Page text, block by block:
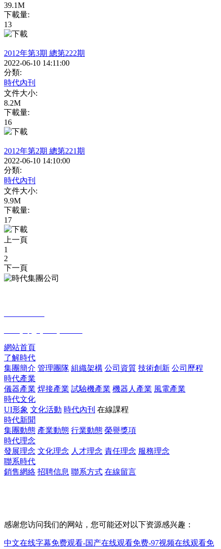
39.1M
下載量:
13
2012年第3期 總第222期
2022-06-10 14:11:00
分類:
時代內刊
文件大小:
8.2M
下載量:
16
2012年第2期 總第221期
2022-06-10 14:10:00
分類:
時代內刊
文件大小:
9.9M
下載量:
17
上一頁
1
2
下一頁
網站首頁
了解時代
集團簡介 管理團隊 組織架構 公司資質 技術創新 公司歷程
時代產業
儀器產業 焊接產業 試驗機產業 機器人產業 風電產業
時代文化
UI形象 文化活動 時代內刊 在線課程
時代新聞
集團動態 產業動態 行業動態 榮譽獎項
時代理念
發展理念 文化理念 人才理念 責任理念 服務理念
聯系時代
銷售網絡 招聘信息 聯系方式 在線留言
感谢您访问我们的网站，您可能还对以下资源感兴趣：
中文在线字幕免费观看-国产在线观看免费-97视频在线观看免